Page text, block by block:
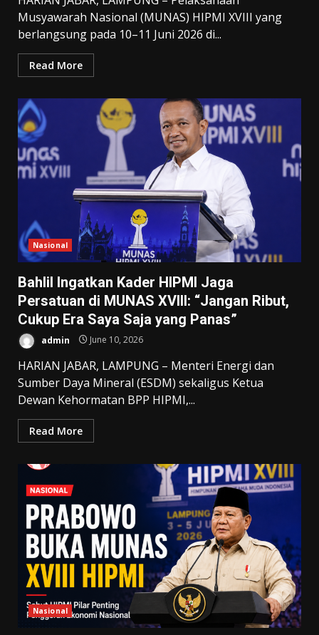
Musyawarah Nasional (MUNAS) HIPMI XVIII yang
berlangsung pada 10–11 Juni 2026 di...
Read More
Nasional
Bahlil Ingatkan Kader HIPMI Jaga
Persatuan di MUNAS XVIII: “Jangan Ribut,
Cukup Era Saya Saja yang Panas”
admin June 10, 2026
HARIAN JABAR, LAMPUNG – Menteri Energi dan
Sumber Daya Mineral (ESDM) sekaligus Ketua
Dewan Kehormatan BPP HIPMI,...
Read More
Nasional